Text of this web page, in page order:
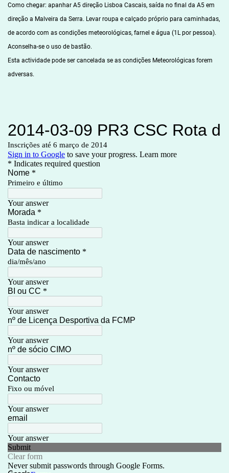
Como chegar: apanhar A5 direção Lisboa Cascais, saída no final da A5 em
direção a Malveira da Serra. Levar roupa e calçado próprio para caminhadas,
de acordo com as condições meteorológicas, farnel e água (1L por pessoa).
Aconselha-se o uso de bastão.
Esta actividade pode ser cancelada se as condições Meteorológicas forem
adversas.